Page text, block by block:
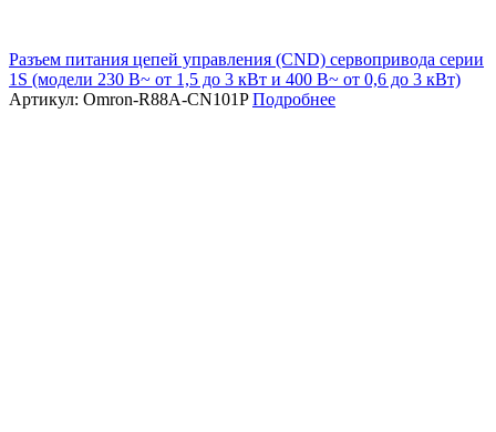
Разъем питания цепей управления (CND) сервопривода серии
1S (модели 230 В~ от 1,5 до 3 кВт и 400 В~ от 0,6 до 3 кВт)
Артикул: Omron-R88A-CN101PПодробнее